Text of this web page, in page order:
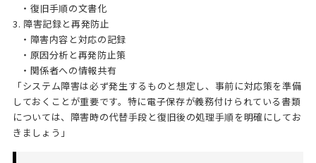
・復旧手順の文書化
3. 障害記録と再発防止
・障害内容と対応の記録
・原因分析と再発防止策
・関係者への情報共有
「システム障害は必ず発生するものと想定し、事前に対応策を準備
しておくことが重要です。特に電子保存が義務付けられている書類
については、障害時の代替手段と復旧後の処理手順を明確にしてお
きましょう」